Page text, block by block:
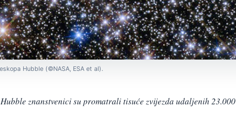
Hubble (©NASA, ESA et al).
znanstvenici su promatrali tisuće zvijezda udaljenih 23.000